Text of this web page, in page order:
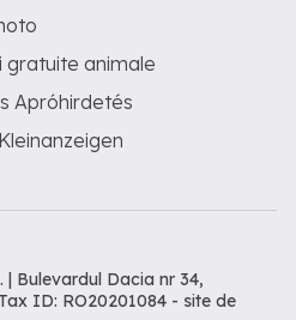
gratuite animale
Apróhirdetés
| Bulevardul Dacia nr 34,
ID: RO20201084 - site de